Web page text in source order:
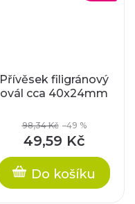
Přívěsek filigránový
ovál cca 40x24mm
98,34 Kč –49 %
49,59 Kč
Do košíku